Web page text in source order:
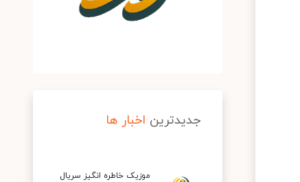
جدیدترین اخبار ها
موزیک خاطره انگیز سریال